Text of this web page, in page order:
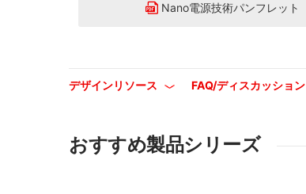
Nano電源技術パンフレット
デザインリソース FAQ/ディスカッション
おすすめ製品シリーズ